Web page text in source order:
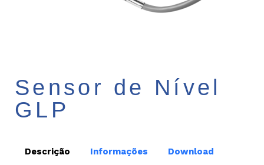
Sensor de Nível
GLP
Descrição Informações Download